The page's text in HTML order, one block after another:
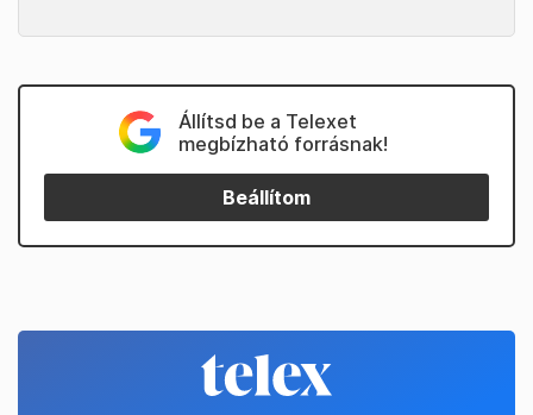
Állítsd be a Telexet
megbízható forrásnak!
Beállítom